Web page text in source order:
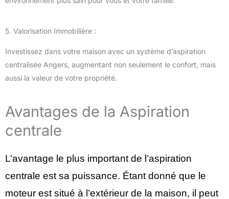
5. Valorisation Immobilière :
Investissez dans votre maison avec un système d’aspiration
centralisée Angers, augmentant non seulement le confort, mais
aussi la valeur de votre propriété.
Avantages de la Aspiration
centrale
L’avantage le plus important de l’aspiration
centrale est sa puissance. Étant donné que le
moteur est situé à l’extérieur de la maison, il peut